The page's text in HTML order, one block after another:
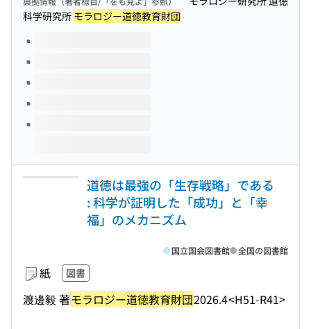
科学研究所 モラロジー道徳教育財団
このタイトルの巻号
道徳は最強の「生存戦略」である
: 科学が証明した「成功」と「幸
福」のメカニズム
紙 図書
渡邊毅 著モラロジー道徳教育財団2026.4<H51-R41>
国立国会図書館 全国の図書館